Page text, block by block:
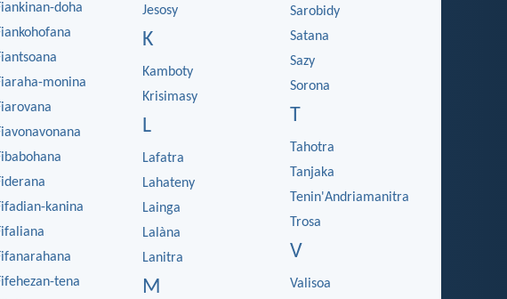
doha
monina
kanina
tena
Jesosy
K
Kamboty
Krisimasy
L
Lafatra
Lahateny
Lainga
Lalàna
Lanitra
M
Sarobidy
Satana
Sazy
Sorona
T
Tahotra
Tanjaka
Tenin'Andriamanitra
Trosa
V
Valisoa